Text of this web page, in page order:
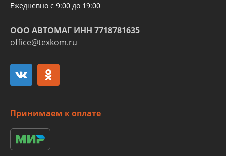
Ежедневно с 9:00 до 19:00
ООО АВТОМАГ ИНН 7718781635
office@texkom.ru
Принимаем к оплате